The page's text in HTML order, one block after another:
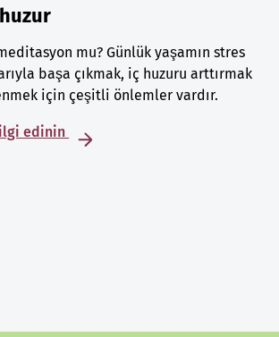
mu? Günlük yaşamın stres
başa çıkmak, iç huzuru arttırmak
için çeşitli önlemler vardır.
edinin